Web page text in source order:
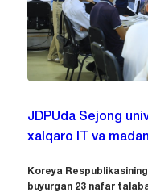
JDPUda Sejong
xalqaro IT va
Koreya
buyurgan 23 nafar